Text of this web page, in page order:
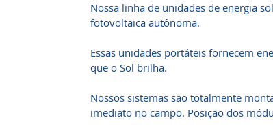
Nossa linha de unidades de energia
fotovoltaica autônoma.
Essas unidades portáteis fornecem
que o Sol brilha.
Nossos sistemas são totalmente
imediato no campo. Posição dos